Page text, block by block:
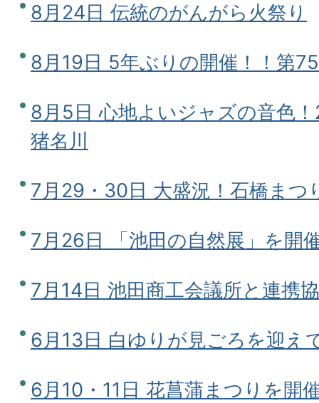
8月24日 伝統のがんがら火祭り
8月19日 5年ぶりの開催！！第
8月5日 心地よいジャズの音色
猪名川
7月29・30日 大盛況！石橋まつ
7月26日 「池田の自然展」を開
7月14日 池田商工会議所と連携
6月13日 白ゆりが見ごろを迎え
6月10・11日 花菖蒲まつりを開